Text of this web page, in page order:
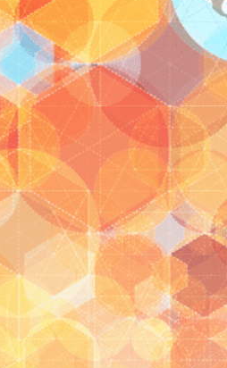
What the Font
Od detepákov